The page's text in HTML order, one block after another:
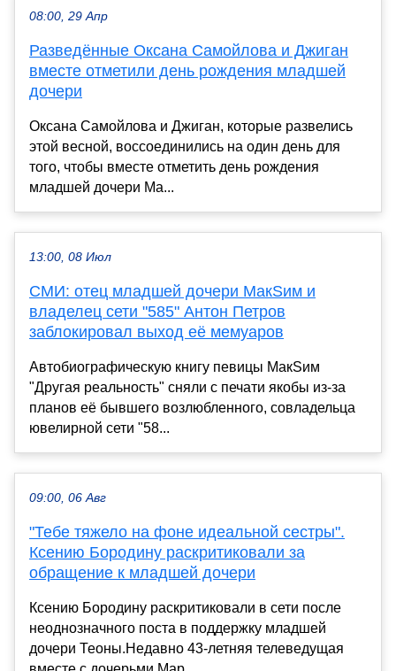
08:00, 29 Апр
Разведённые Оксана Самойлова и Джиган
вместе отметили день рождения младшей
дочери
Оксана Самойлова и Джиган, которые развелись
этой весной, воссоединились на один день для
того, чтобы вместе отметить день рождения
младшей дочери Ма...
13:00, 08 Июл
СМИ: отец младшей дочери МакSим и
владелец сети "585" Антон Петров
заблокировал выход её мемуаров
Автобиографическую книгу певицы МакSим
"Другая реальность" сняли с печати якобы из-за
планов её бывшего возлюбленного, совладельца
ювелирной сети "58...
09:00, 06 Авг
"Тебе тяжело на фоне идеальной сестры".
Ксению Бородину раскритиковали за
обращение к младшей дочери
Ксению Бородину раскритиковали в сети после
неоднозначного поста в поддержку младшей
дочери Теоны.Недавно 43-летняя телеведущая